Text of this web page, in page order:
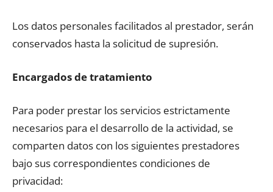
Los datos personales facilitados al prestador, serán
conservados hasta la solicitud de supresión.
Encargados de tratamiento
Para poder prestar los servicios estrictamente
necesarios para el desarrollo de la actividad, se
comparten datos con los siguientes prestadores
bajo sus correspondientes condiciones de
privacidad: